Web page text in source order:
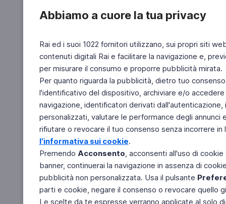
Abbiamo a cuore la tua privacy
Rai ed i suoi 1022 fornitori utilizzano, sui propri siti
contenuti digitali Rai e facilitare la navigazione e,
per misurare il consumo e proporre pubblicità mirata.
Per quanto riguarda la pubblicità, dietro tuo
l'identificativo del dispositivo, archiviare e/o
navigazione, identificatori derivati
personalizzati, valutare le performance degli
rifiutare o revocare il tuo consenso senza incorrere
l'informativa sui cookie.
Premendo Acconsento, acconsenti all'uso di
banner, continuerai la navigazione in assenza di
pubblicità non personalizzata. Usa il pulsante
parti e cookie, negare il consenso o revocare quello
Le scelte da te espresse verranno applicate al solo